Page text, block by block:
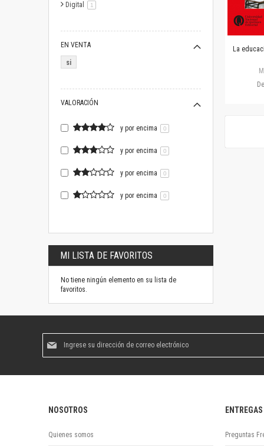
La
Digital 1
EN VENTA
si
VALORACIÓN
y por encima 0
y por encima 0
y por encima 0
y por encima 0
MI LISTA DE FAVORITOS
No tiene ningún elemento en su lista de
favoritos.
boletín
NOSOTROS
Quienes somos
ENTREGAS
Preguntas